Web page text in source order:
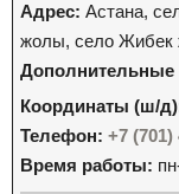
Адрес: Астана,
жолы, село Жибек
Дополнительные
Координаты (ш/
Телефон: +7 (701)
Время работы: